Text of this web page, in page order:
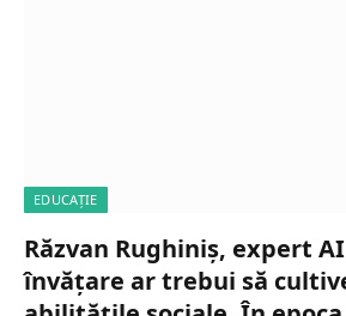
EDUCAȚIE
Răzvan Rughiniș, expert
învățare ar trebui să